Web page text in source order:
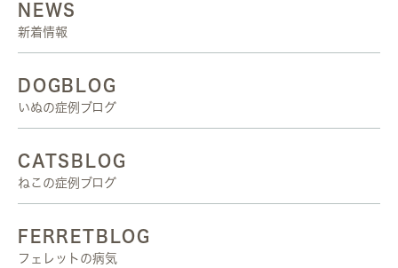
NEWS
新着情報
DOGBLOG
いぬの症例ブログ
CATSBLOG
ねこの症例ブログ
FERRETBLOG
フェレットの病気